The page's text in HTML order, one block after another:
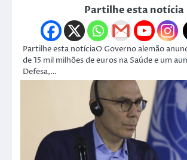
Partilhe esta notícia
Partilhe esta notíciaO Governo alemão
de 15 mil milhões de euros na Saúde e um
Defesa,…